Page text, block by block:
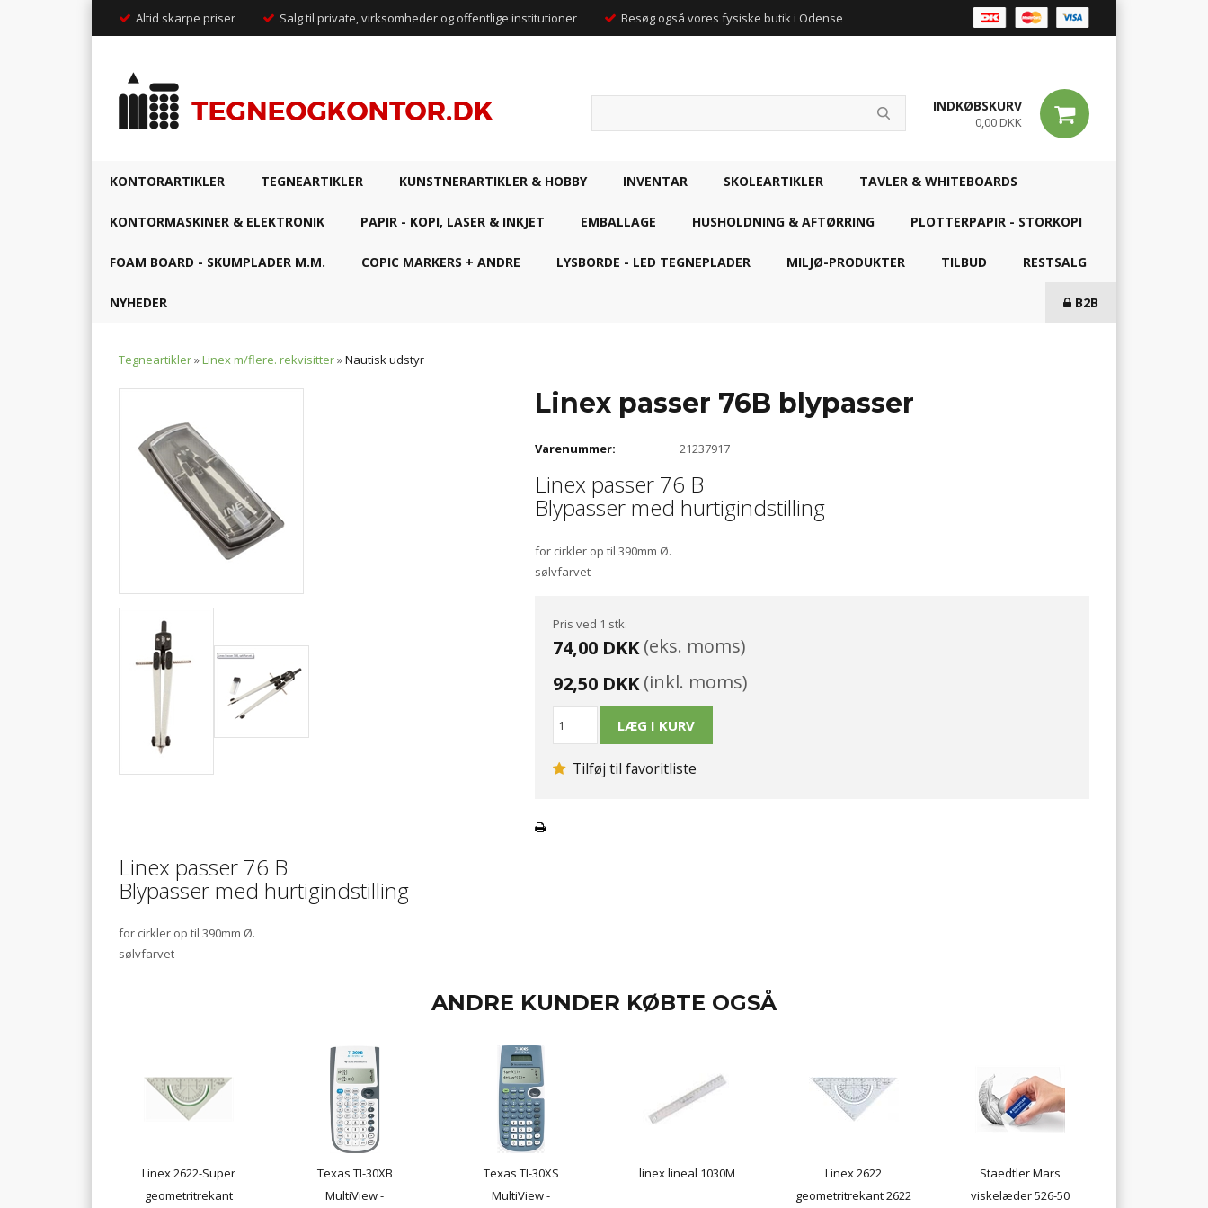
Altid skarpe priser Salg til private, virksomheder og offentlige institutioner Besøg også vores fysiske butik i Odense
INDKØBSKURV
0,00 DKK
KONTORARTIKLER TEGNEARTIKLER KUNSTNERARTIKLER & HOBBY INVENTAR SKOLEARTIKLER TAVLER & WHITEBOARDS
KONTORMASKINER & ELEKTRONIK PAPIR - KOPI, LASER & INKJET EMBALLAGE HUSHOLDNING & AFTØRRING PLOTTERPAPIR - STORKOPI
FOAM BOARD - SKUMPLADER M.M. COPIC MARKERS + ANDRE LYSBORDE - LED TEGNEPLADER MILJØ-PRODUKTER TILBUD RESTSALG
NYHEDER B2B
Tegneartikler»Linex m/flere. rekvisitter»Nautisk udstyr
Linex passer 76B blypasser
Varenummer: 21237917
Linex passer 76 B
Blypasser med hurtigindstilling
for cirkler op til 390mm Ø.
sølvfarvet
Pris ved 1 stk.
74,00 DKK(eks. moms)
92,50 DKK(inkl. moms)
Tilføj til favoritliste
Linex passer 76 B
Blypasser med hurtigindstilling
for cirkler op til 390mm Ø.
sølvfarvet
ANDRE KUNDER KØBTE OGSÅ
Linex 2622-Super
geometritrekant
Texas TI-30XB
MultiView -
Texas TI-30XS
MultiView -
linex lineal 1030M
Linex 2622
geometritrekant 2622
Staedtler Mars
viskelæder 526-50